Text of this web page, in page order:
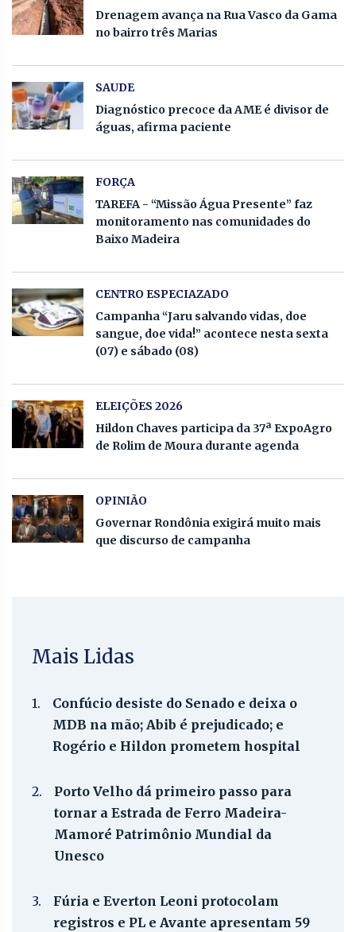
Drenagem avança na Rua Vasco da Gama
no bairro três Marias
SAUDE
Diagnóstico precoce da AME é divisor de
águas, afirma paciente
FORÇA
TAREFA - “Missão Água Presente” faz
monitoramento nas comunidades do
Baixo Madeira
CENTRO ESPECIAZADO
Campanha “Jaru salvando vidas, doe
sangue, doe vida!” acontece nesta sexta
(07) e sábado (08)
ELEIÇÕES 2026
Hildon Chaves participa da 37ª ExpoAgro
de Rolim de Moura durante agenda
OPINIÃO
Governar Rondônia exigirá muito mais
que discurso de campanha
Mais Lidas
1.
Confúcio desiste do Senado e deixa o
MDB na mão; Abib é prejudicado; e
Rogério e Hildon prometem hospital
2.
Porto Velho dá primeiro passo para
tornar a Estrada de Ferro Madeira-
Mamoré Patrimônio Mundial da
Unesco
3.
Fúria e Everton Leoni protocolam
registros e PL e Avante apresentam 59